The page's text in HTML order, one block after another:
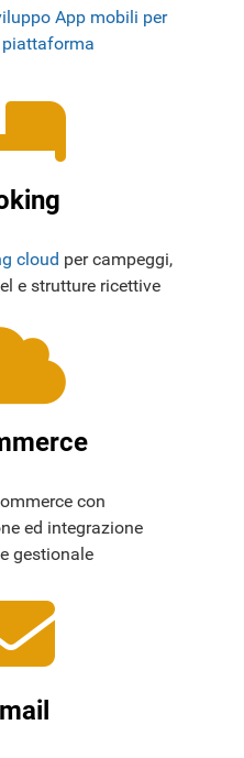
App mobili per
cloud per campeggi,
e strutture ricettive
con
ed integrazione
gestionale